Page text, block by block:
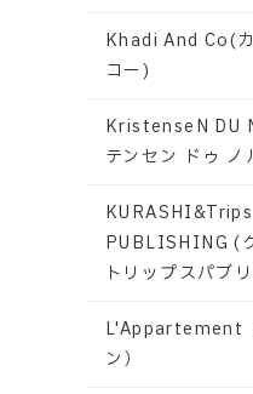
Khadi And Co(
コー)
KristenseN DU
テンセン ドゥ ノ
KURASHI&Trips
PUBLISHING (
トリップスパブ
L'Appartement
ン）